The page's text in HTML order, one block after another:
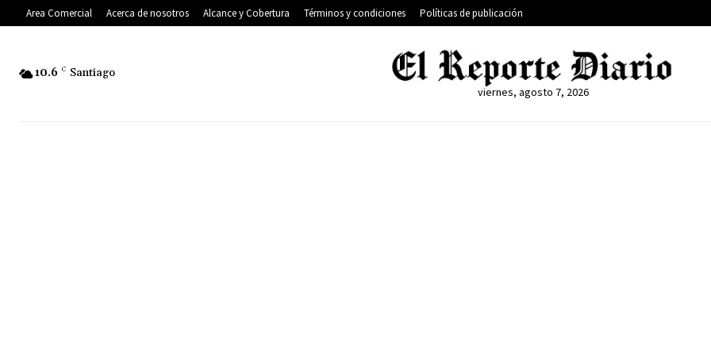
Area Comercial Acerca de nosotros Alcance y Cobertura Términos y condiciones Políticas de publicación
10.6 C Santiago
viernes, agosto 7, 2026